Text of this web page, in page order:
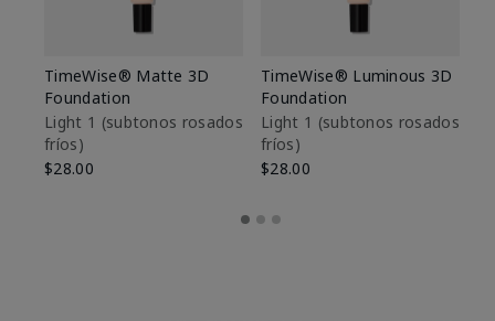
TimeWise® Matte 3D
Foundation
Light 1​ (subtonos rosados
fríos)
$28.00
TimeWise® Luminous 3D
Foundation
Light 1​ (subtonos rosados
fríos)
$28.00